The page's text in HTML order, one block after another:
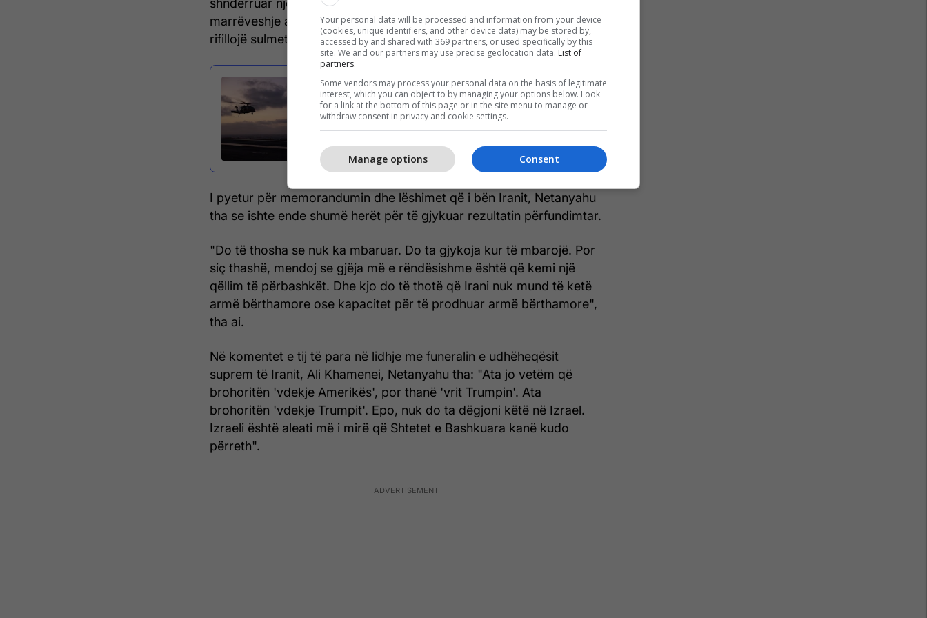
shndërruar një memorandum mirëkuptimi 60-ditor në një
marrëveshje armëpushimi afatgjatë, ndërsa Netanyahu është gati të
rifillojë sulmet ndaj Iranit.
Marina amerikane pezullon kërkimin për
anëtarin e ekuipazhit të helikopterit të
zhdukur në Detin Arabik
I pyetur për memorandumin dhe lëshimet që i bën Iranit, Netanyahu
tha se ishte ende shumë herët për të gjykuar rezultatin përfundimtar.
"Do të thosha se nuk ka mbaruar. Do ta gjykoja kur të mbarojë. Por
siç thashë, mendoj se gjëja më e rëndësishme është që kemi një
qëllim të përbashkët. Dhe kjo do të thotë që Irani nuk mund të ketë
armë bërthamore ose kapacitet për të prodhuar armë bërthamore",
tha ai.
Në komentet e tij të para në lidhje me funeralin e udhëheqësit
suprem të Iranit, Ali Khamenei, Netanyahu tha: "Ata jo vetëm që
brohoritën 'vdekje Amerikës', por thanë 'vrit Trumpin'. Ata
brohoritën 'vdekje Trumpit'. Epo, nuk do ta dëgjoni këtë në Izrael.
Izraeli është aleati më i mirë që Shtetet e Bashkuara kanë kudo
përreth".
Your personal data will be processed and information from your device
(cookies, unique identifiers, and other device data) may be stored by,
accessed by and shared with 369 partners, or used specifically by this
site. We and our partners may use precise geolocation data. List of
partners.
Some vendors may process your personal data on the basis of legitimate
interest, which you can object to by managing your options below. Look
for a link at the bottom of this page or in the site menu to manage or
withdraw consent in privacy and cookie settings.
Consent
Manage options